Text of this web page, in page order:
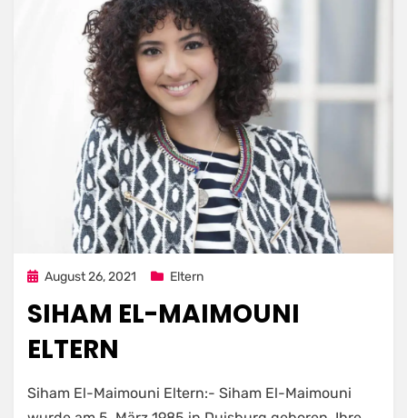
Posted
August 26, 2021 Eltern
SIHAM EL-MAIMOUNI
ELTERN
Siham El-Maimouni Eltern:- Siham El-Maimouni